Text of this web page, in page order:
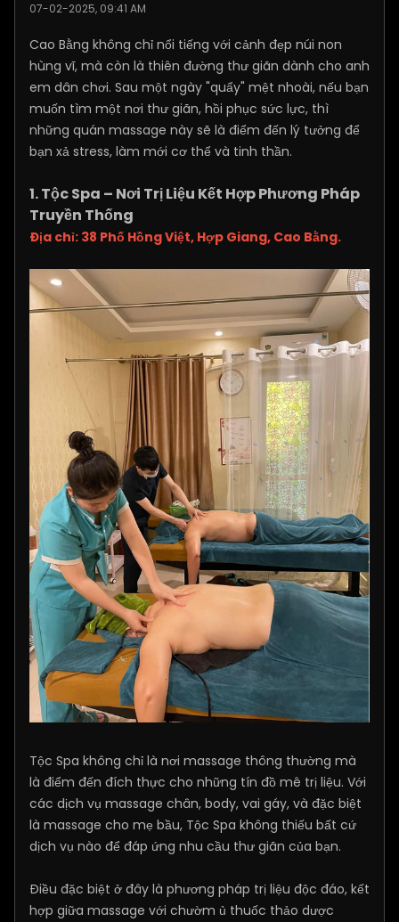
07-02-2025, 09:41 AM
Cao Bằng không chỉ nổi tiếng với cảnh đẹp núi non
hùng vĩ, mà còn là thiên đường thư giãn dành cho anh
em dân chơi. Sau một ngày "quẩy" mệt nhoài, nếu bạn
muốn tìm một nơi thư giãn, hồi phục sức lực, thì
những quán massage này sẽ là điểm đến lý tưởng để
bạn xả stress, làm mới cơ thể và tinh thần.
1. Tộc Spa – Nơi Trị Liệu Kết Hợp Phương Pháp
Truyền Thống
Địa chỉ: 38 Phố Hồng Việt, Hợp Giang, Cao Bằng.
Tộc Spa không chỉ là nơi massage thông thường mà
là điểm đến đích thực cho những tín đồ mê trị liệu. Với
các dịch vụ massage chân, body, vai gáy, và đặc biệt
là massage cho mẹ bầu, Tộc Spa không thiếu bất cứ
dịch vụ nào để đáp ứng nhu cầu thư giãn của bạn.
Điều đặc biệt ở đây là phương pháp trị liệu độc đáo, kết
hợp giữa massage với chườm ủ thuốc thảo dược